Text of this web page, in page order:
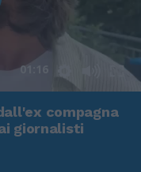
01:16
compagna
giornalisti